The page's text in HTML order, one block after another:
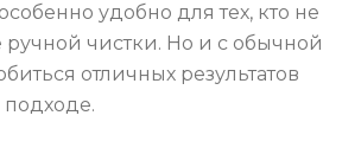
удобно для тех, кто не
ручной чистки. Но и с обычной
отличных результатов